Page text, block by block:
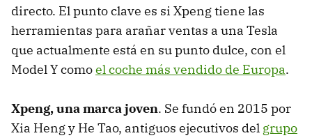
directo. El punto clave es si Xpeng tiene las
herramientas para arañar ventas a una Tesla
que actualmente está en su punto dulce, con el
Model Y comoel coche más vendido de Europa.
Xpeng, una marca joven. Se fundó en 2015 por
Xia Heng y He Tao, antiguos ejecutivos del grupo